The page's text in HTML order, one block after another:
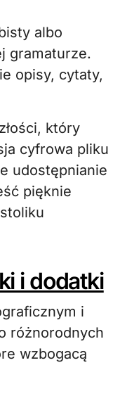
albo
gramaturze.
opisy, cytaty,
który
cyfrowa pliku
udostępnianie
pięknie
i dodatki
i
różnorodnych
wzbogacą